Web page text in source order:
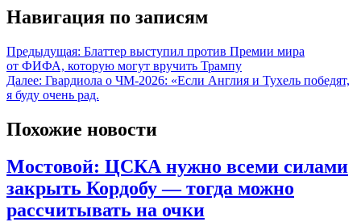
Навигация по записям
Предыдущая: Блаттер выступил против Премии мира
от ФИФА, которую могут вручить Трампу
Далее: Гвардиола о ЧМ-2026: «Если Англия и Тухель победят,
я буду очень рад.
Похожие новости
Мостовой: ЦСКА нужно всеми силами
закрыть Кордобу — тогда можно
рассчитывать на очки